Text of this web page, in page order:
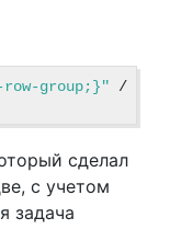
group;}" /docs/
сделал
с учетом
задача